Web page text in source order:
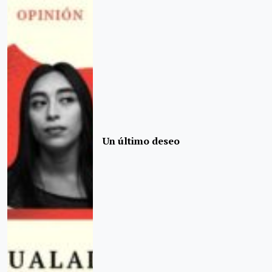
Un último deseo